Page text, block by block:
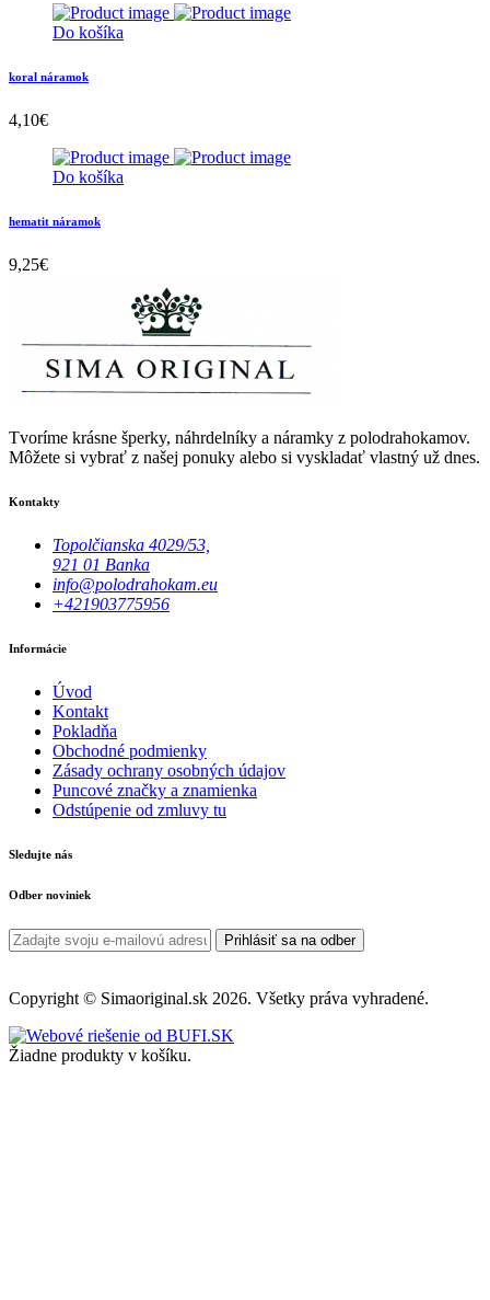
Do košíka
koral náramok
4,10€
Do košíka
hematit náramok
9,25€
Tvoríme krásne šperky, náhrdelníky a náramky z polodrahokamov.
Môžete si vybrať z našej ponuky alebo si vyskladať vlastný už dnes.
Kontakty
Topolčianska 4029/53,
921 01 Banka
info@polodrahokam.eu
+421903775956
Informácie
Úvod
Kontakt
Pokladňa
Obchodné podmienky
Zásady ochrany osobných údajov
Puncové značky a znamienka
Odstúpenie od zmluvy tu
Sledujte nás
Odber noviniek
Prihlásiť sa na odber
Copyright © Simaoriginal.sk 2026. Všetky práva vyhradené.
Žiadne produkty v košíku.